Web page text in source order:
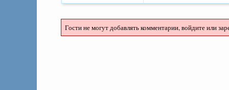
Гости не могут добавлять комментарии, войдите или